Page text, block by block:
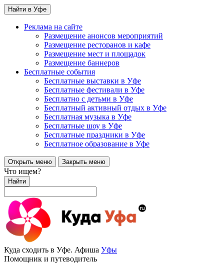
Найти в Уфе
Реклама на сайте
Размещение анонсов мероприятий
Размещение ресторанов и кафе
Размещение мест и площадок
Размещение баннеров
Бесплатные события
Бесплатные выставки в Уфе
Бесплатные фестивали в Уфе
Бесплатно с детьми в Уфе
Бесплатный активный отдых в Уфе
Бесплатная музыка в Уфе
Бесплатные шоу в Уфе
Бесплатные праздники в Уфе
Бесплатное образование в Уфе
Открыть меню Закрыть меню
Что ищем?
Найти
Куда сходить в Уфе. Афиша Уфы
Помощник и путеводитель